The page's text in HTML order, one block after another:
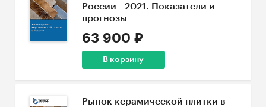
России - 2021. Показатели и
прогнозы
63 900 ₽
В корзину
Рынок керамической плитки в